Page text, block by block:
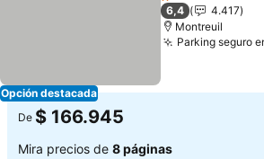
Opción destacada
1 Estrellas
6,4
4.417
Montreuil
Parking seguro
De $ 166.945
Mira precios de 8 páginas